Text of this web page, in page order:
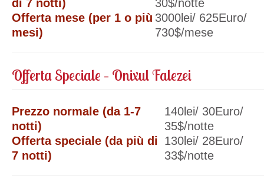
di 7 notti)
30$/notte
Offerta mese (per 1 o più
mesi)
3000lei/ 625Euro/
730$/mese
Offerta Speciale – Onixul Falezei
Prezzo normale (da 1-7
notti)
140lei/ 30Euro/
35$/notte
Offerta speciale (da più di
7 notti)
130lei/ 28Euro/
33$/notte